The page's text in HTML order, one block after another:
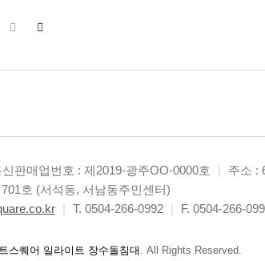
신판매업번호 : 제2019-광주OO-0000호 |
주소 :
701호 (서석동, 서남동주민센터)
| T. 0504-266-0992 | F. 0504-266-
스퀘어 일라이트 장수돌침대. All Rights Reserved.